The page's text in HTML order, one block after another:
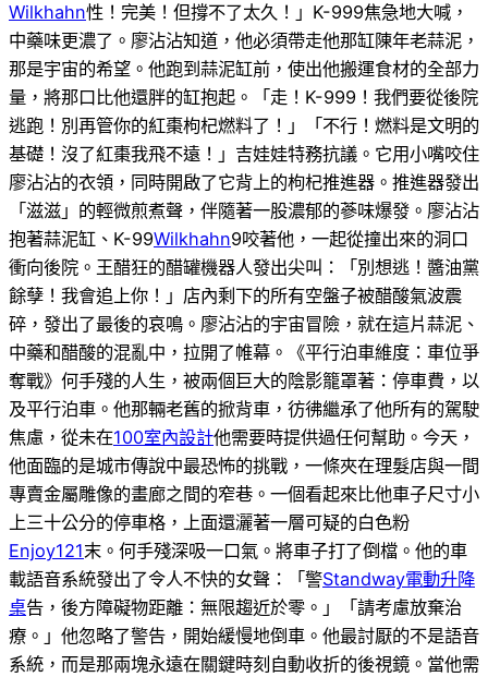
Wilkhahn性！完美！但撐不了太久！」K-999焦急地大喊，
中藥味更濃了。廖沾沾知道，他必須帶走他那缸陳年老蒜泥，
那是宇宙的希望。他跑到蒜泥缸前，使出他搬運食材的全部力
量，將那口比他還胖的缸抱起。「走！K-999！我們要從後院
逃跑！別再管你的紅棗枸杞燃料了！」「不行！燃料是文明的
基礎！沒了紅棗我飛不遠！」吉娃娃特務抗議。它用小嘴咬住
廖沾沾的衣領，同時開啟了它背上的枸杞推進器。推進器發出
「滋滋」的輕微煎煮聲，伴隨著一股濃郁的蔘味爆發。廖沾沾
抱著蒜泥缸、K-99Wilkhahn9咬著他，一起從撞出來的洞口
衝向後院。王醋狂的醋罐機器人發出尖叫：「別想逃！醬油黨
餘孽！我會追上你！」店內剩下的所有空盤子被醋酸氣波震
碎，發出了最後的哀鳴。廖沾沾的宇宙冒險，就在這片蒜泥、
中藥和醋酸的混亂中，拉開了帷幕。《平行泊車維度：車位爭
奪戰》何手殘的人生，被兩個巨大的陰影籠罩著：停車費，以
及平行泊車。他那輛老舊的掀背車，彷彿繼承了他所有的駕駛
焦慮，從未在100室內設計他需要時提供過任何幫助。今天，
他面臨的是城市傳說中最恐怖的挑戰，一條夾在理髮店與一間
專賣金屬雕像的畫廊之間的窄巷。一個看起來比他車子尺寸小
上三十公分的停車格，上面還灑著一層可疑的白色粉
Enjoy121末。何手殘深吸一口氣。將車子打了倒檔。他的車
載語音系統發出了令人不快的女聲：「警Standway電動升降
桌告，後方障礙物距離：無限趨近於零。」「請考慮放棄治
療。」他忽略了警告，開始緩慢地倒車。他最討厭的不是語音
系統，而是那兩塊永遠在關鍵時刻自動收折的後視鏡。當他需